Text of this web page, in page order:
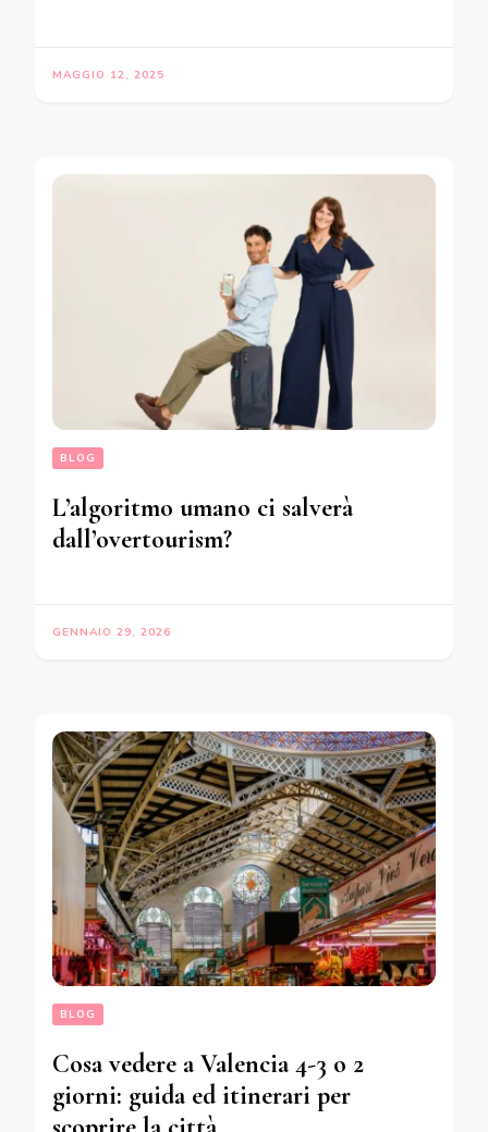
MAGGIO 12, 2025
BLOG
L’algoritmo umano ci salverà
dall’overtourism?
GENNAIO 29, 2026
BLOG
Cosa vedere a Valencia 4-3 o 2
giorni: guida ed itinerari per